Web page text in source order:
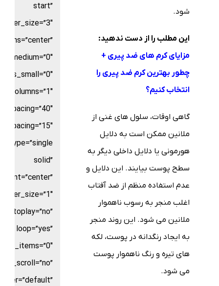
شود.
این مطلب را از دست ندهید:
مزایای کرم های ضد پیری +
چطور بهترین کرم ضد پیری را
انتخاب کنیم؟
گاهی اوقات، سلول های غنی از
ملانین ممکن است به دلایل
هورمونی یا دلایل داخلی دیگر به
سطح پوست بیایند. این دلایل و
عدم استفاده منظم از ضد آفتاب
اغلب منجر به رسوب ناهموار
ملانین می شود. این روند منجر
به ایجاد رنگدانه در پوست، لکه
های تیره و رنگ ناهموار پوست
می شود.
start”
columns=”1″
solid”
autoplay=”no”
loop=”yes”